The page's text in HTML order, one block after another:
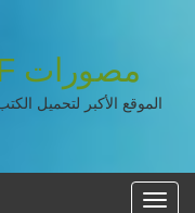
مصورات
الموقع الأكبر لتحميل
القائمه